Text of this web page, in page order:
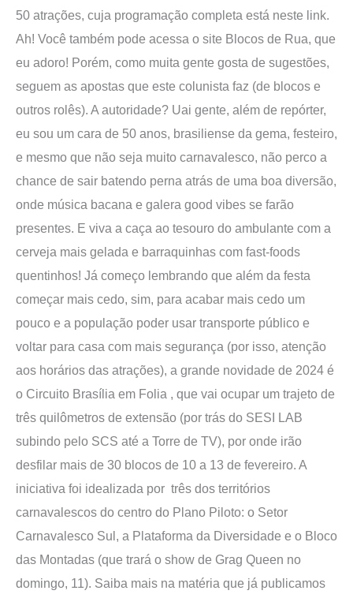
50 atrações, cuja programação completa está neste link.
Ah! Você também pode acessa o site Blocos de Rua, que
eu adoro! Porém, como muita gente gosta de sugestões,
seguem as apostas que este colunista faz (de blocos e
outros rolês). A autoridade? Uai gente, além de repórter,
eu sou um cara de 50 anos, brasiliense da gema, festeiro,
e mesmo que não seja muito carnavalesco, não perco a
chance de sair batendo perna atrás de uma boa diversão,
onde música bacana e galera good vibes se farão
presentes. E viva a caça ao tesouro do ambulante com a
cerveja mais gelada e barraquinhas com fast-foods
quentinhos! Já começo lembrando que além da festa
começar mais cedo, sim, para acabar mais cedo um
pouco e a população poder usar transporte público e
voltar para casa com mais segurança (por isso, atenção
aos horários das atrações), a grande novidade de 2024 é
o Circuito Brasília em Folia , que vai ocupar um trajeto de
três quilômetros de extensão (por trás do SESI LAB
subindo pelo SCS até a Torre de TV), por onde irão
desfilar mais de 30 blocos de 10 a 13 de fevereiro. A
iniciativa foi idealizada por três dos territórios
carnavalescos do centro do Plano Piloto: o Setor
Carnavalesco Sul, a Plataforma da Diversidade e o Bloco
das Montadas (que trará o show de Grag Queen no
domingo, 11). Saiba mais na matéria que já publicamos